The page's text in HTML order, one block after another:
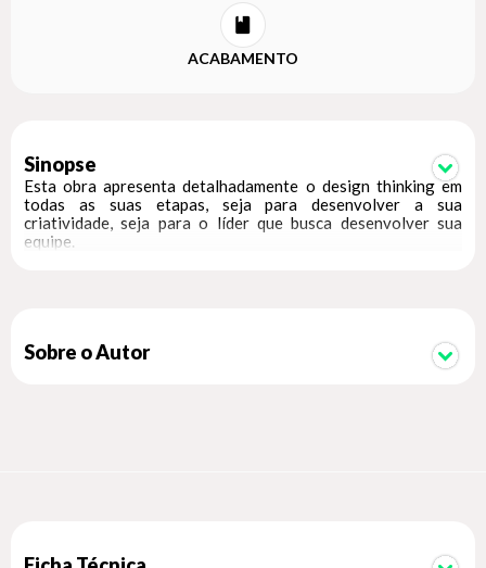
ACABAMENTO
Sinopse
Esta obra apresenta detalhadamente o design thinking em
todas as suas etapas, seja para desenvolver a sua
criatividade, seja para o líder que busca desenvolver sua
equipe.
Sobre o Autor